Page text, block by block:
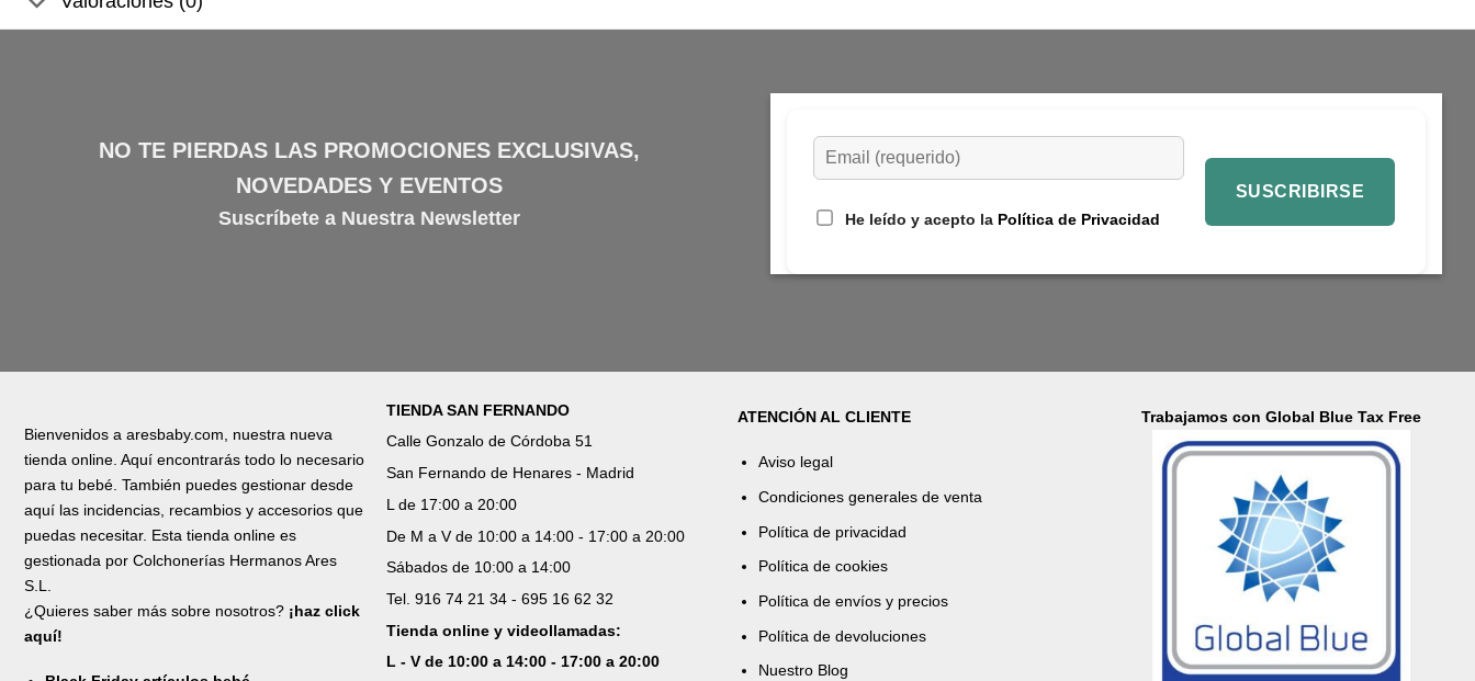
NO TE PIERDAS LAS PROMOCIONES EXCLUSIVAS,
NOVEDADES Y EVENTOS
Suscríbete a Nuestra Newsletter He leído y acepto la Política de Privacidad
Bienvenidos a aresbaby.com, nuestra nueva
tienda online. Aquí encontrarás todo lo necesario
para tu bebé. También puedes gestionar desde
aquí las incidencias, recambios y accesorios que
puedas necesitar. Esta tienda online es
gestionada por Colchonerías Hermanos Ares
S.L.
¿Quieres saber más sobre nosotros? ¡haz click
aquí!
TIENDA SAN FERNANDO
Calle Gonzalo de Córdoba 51
San Fernando de Henares - Madrid
L de 17:00 a 20:00
De M a V de 10:00 a 14:00 - 17:00 a 20:00
Sábados de 10:00 a 14:00
Tel. 916 74 21 34 - 695 16 62 32
Tienda online y videollamadas:
L - V de 10:00 a 14:00 - 17:00 a 20:00
ATENCIÓN AL CLIENTE
Aviso legal
Condiciones generales de venta
Política de privacidad
Política de cookies
Política de envíos y precios
Política de devoluciones
Nuestro Blog
Trabajamos con Global Blue Tax Free